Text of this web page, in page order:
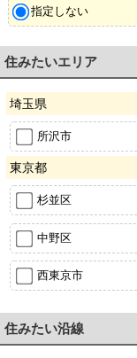
指定しない
住みたいエリア
埼玉県
所沢市
東京都
杉並区
中野区
西東京市
住みたい沿線